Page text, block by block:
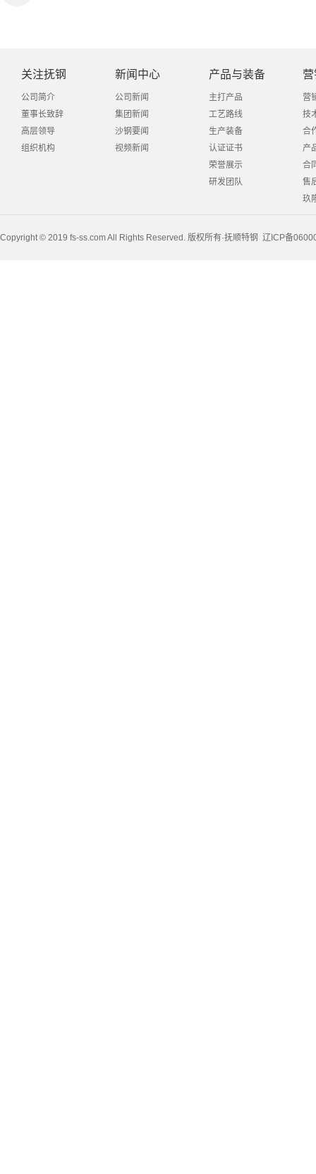
关注抚钢
公司简介
董事长致辞
高层领导
组织机构
新闻中心
公司新闻
集团新闻
沙钢要闻
视频新闻
产品与装备
主打产品
工艺路线
生产装备
认证证书
荣誉展示
研发团队
营
技
合
产
合
售
玖
Copyright © 2019 fs-ss.com All Rights Reserved. 版权所有·抚顺特钢 辽ICP备